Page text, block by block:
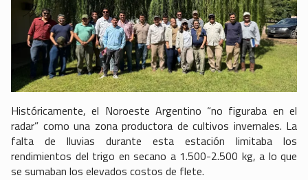
Históricamente, el Noroeste Argentino “no figuraba en el
radar” como una zona productora de cultivos invernales. La
falta de lluvias durante esta estación limitaba los
rendimientos del trigo en secano a 1.500-2.500 kg, a lo que
se sumaban los elevados costos de flete.